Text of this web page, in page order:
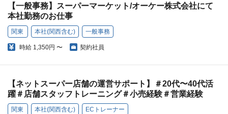
【一般事務】スーパーマーケット/オーケー株式会社にて
本社勤務のお仕事
関東 本社(関西含む) 一般事務
時給 1,350円 〜 契約社員
【ネットスーパー店舗の運営サポート】＃20代〜40代活
躍＃店舗スタッフトレーニング＃小売経験＃営業経験
関東 本社(関西含む) ECトレーナー